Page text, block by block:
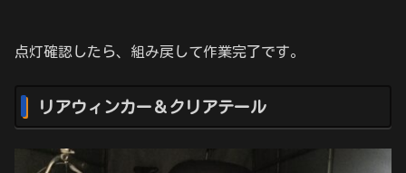
点灯確認したら、組み戻して作業完了です。
リアウィンカー＆クリアテール